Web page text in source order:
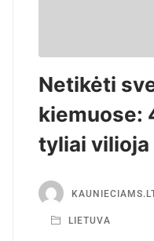
Netikėti
kiemuose:
tyliai
LIETUVA